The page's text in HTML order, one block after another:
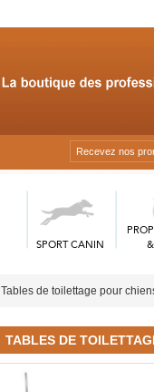
Recevez nos
SPORT CANIN
Tables de toilettage pour
TABLES DE